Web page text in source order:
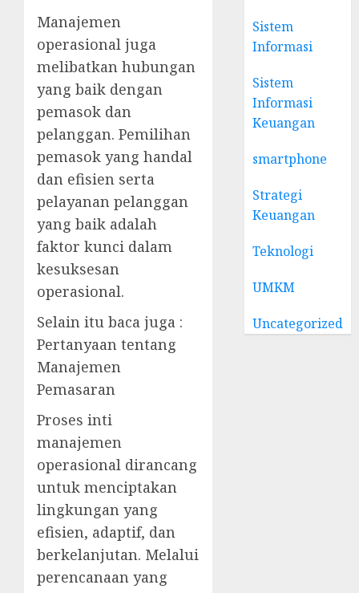
Manajemen
operasional juga
melibatkan hubungan
yang baik dengan
pemasok dan
pelanggan. Pemilihan
pemasok yang handal
dan efisien serta
pelayanan pelanggan
yang baik adalah
faktor kunci dalam
kesuksesan
operasional.
Selain itu baca juga :
Pertanyaan tentang
Manajemen
Pemasaran
Proses inti
manajemen
operasional dirancang
untuk menciptakan
lingkungan yang
efisien, adaptif, dan
berkelanjutan. Melalui
perencanaan yang
Sistem
Informasi
Sistem
Informasi
Keuangan
smartphone
Strategi
Keuangan
Teknologi
UMKM
Uncategorized